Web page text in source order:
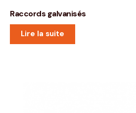
Raccords galvanisés
Lire la suite